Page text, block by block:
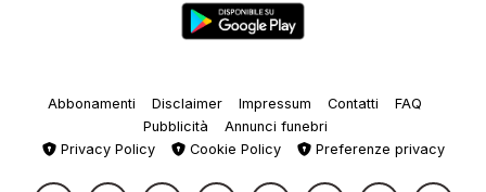
Abbonamenti Disclaimer Impressum Contatti
FAQ
Pubblicità
Annunci funebri
Privacy Policy
Cookie Policy Preferenze privacy